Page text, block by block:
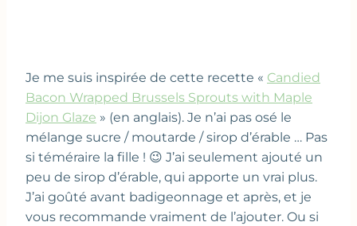
Je me suis inspirée de cette recette « Candied
Bacon Wrapped Brussels Sprouts with Maple
Dijon Glaze » (en anglais). Je n’ai pas osé le
mélange sucre / moutarde / sirop d’érable … Pas
si téméraire la fille ! 😉 J’ai seulement ajouté un
peu de sirop d’érable, qui apporte un vrai plus.
J’ai goûté avant badigeonnage et après, et je
vous recommande vraiment de l’ajouter. Ou si